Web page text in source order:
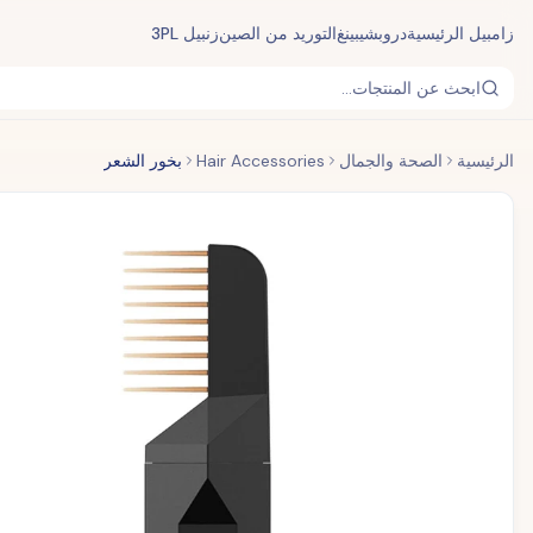
زامبيل الرئيسيةدروبشيبينغالتوريد من الصينزنبيل 3PL
ابحث عن المنتجات...
الرئيسية الصحة والجمال Hair Accessories بخور الشعر